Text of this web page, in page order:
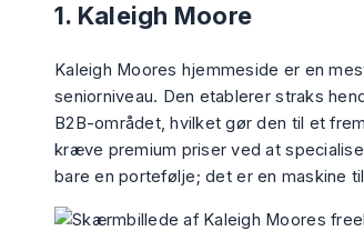
1. Kaleigh Moore
Kaleigh Moores hjemmeside er en
seniorniveau. Den etablerer straks
B2B-området, hvilket gør den til et
kræve premium priser ved at
bare en portefølje; det er en maskine